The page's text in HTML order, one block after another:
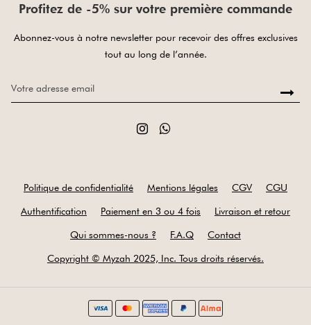
Profitez de -5% sur votre première commande
Abonnez-vous à notre newsletter pour recevoir des offres exclusives
tout au long de l’année.
Politique de confidentialité Mentions légales CGV CGU
Authentification Paiement en 3 ou 4 fois Livraison et retour
Qui sommes-nous ? F.A.Q Contact
Copyright © Myzah 2025, Inc. Tous droits réservés.